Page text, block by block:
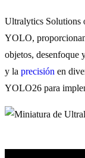
Ultralytics Solutions
YOLO,
objetos, desenfoque
y la precisión en
YOLO26 para